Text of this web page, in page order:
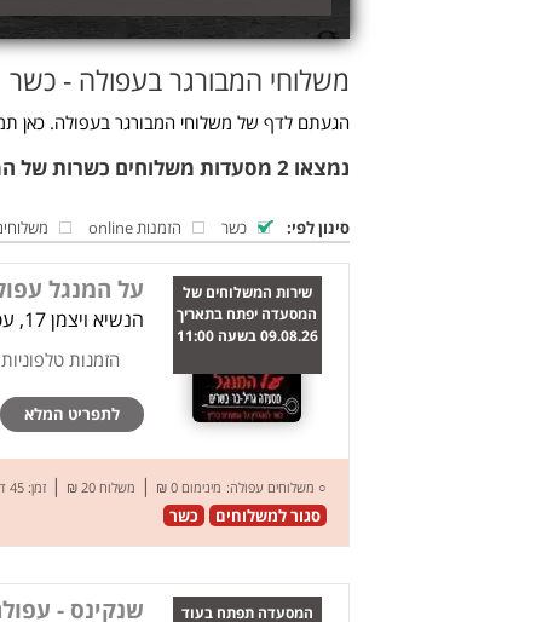
משלוחי המבורגר בעפולה - כשר
הגעתם לדף של משלוחי המבורגר בעפולה. כאן
נמצאו 2 מסעדות משלוחים כשרות של המבורגר בעפולה
סינון לפי: כשר הזמנות online
שירות המשלוחים של
המסעדה יפתח בתאריך
09.08.26 בשעה 11:00
על המנגל
הנשיא ויצמן 17, עפולה
הזמנות
לתפריט המלא
○ משלוחים עפולה: מינימום 0 ₪ | משלוח 20 ₪ | זמן: 45 דק’
סגור למשלוחים כשר
המסעדה תפתח בעוד שנקינס -